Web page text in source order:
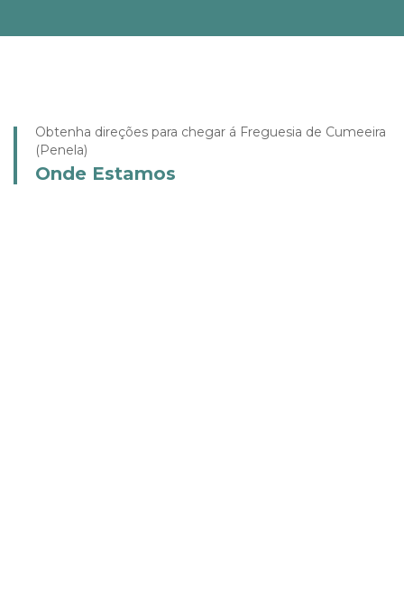
Obtenha direções para chegar á Freguesia de Cumeeira
(Penela)
Onde Estamos